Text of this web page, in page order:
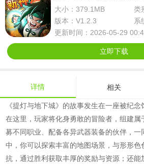
大小：379.1MB
类
版本：V1.2.3
系
更新时间：2026-05-29
立即下载
详情 相关
《提灯与地下城》的故事发生在一座被纪念
在这里，玩家将化身勇敢的冒险者，组建
募不同职业、配备各异武器装备的伙伴，一
中，你可以探索丰富的地图场景，与形形色
抗，通过胜利获取丰厚的奖励与资源；还